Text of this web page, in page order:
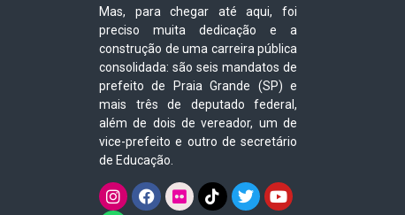
Mas, para chegar até aqui, foi
preciso muita dedicação e a
construção de uma carreira pública
consolidada: são seis mandatos de
prefeito de Praia Grande (SP) e
mais três de deputado federal,
além de dois de vereador, um de
vice-prefeito e outro de secretário
de Educação.